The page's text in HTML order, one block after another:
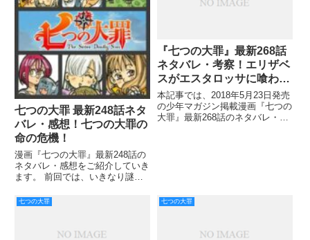
七つの大罪 最新248話ネタ
バレ・感想！七つの大罪の
命の危機！
漫画『七つの大罪』最新248話の
ネタバレ・感想をご紹介していき
ます。 前回では、いきなり謎で
ノールとの戦いに敗れ、昏睡状態
ベスの夢にエスタロッサが出て
『七つの大罪』最新268話
ネタバレ・考察！エリザベ
スがエスタロッサに喰われ
る！？
本記事では、2018年5月23日発売
の少年マガジン掲載漫画『七つの
大罪』最新268話のネタバレ・考
七つの大罪 七つの大罪